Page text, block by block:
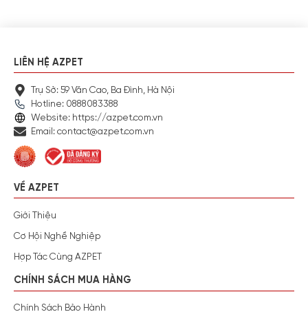
LIÊN HỆ AZPET
Trụ Sở: 59 Văn Cao, Ba Đình, Hà Nội
Hotline: 0888083388
Website: https://azpet.com.vn
Email: contact@azpet.com.vn
VỀ AZPET
Giới Thiệu
Cơ Hội Nghề Nghiệp
Hợp Tác Cùng AZPET
CHÍNH SÁCH MUA HÀNG
Chính Sách Bảo Hành